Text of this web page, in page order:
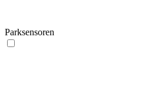
Parksensoren